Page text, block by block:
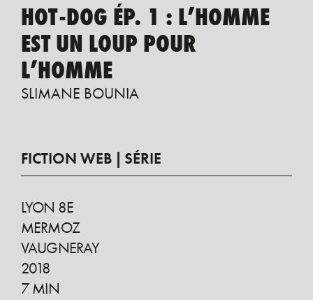
HOT-DOG ÉP. 1 : L’HOMME
EST UN LOUP POUR
L’HOMME
SLIMANE BOUNIA
FICTION WEB SÉRIE
LYON 8E
MERMOZ
VAUGNERAY
2018
7 MIN